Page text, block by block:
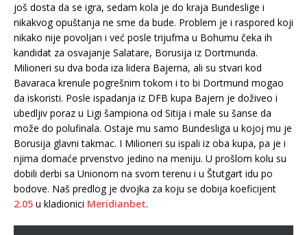
još dosta da se igra, sedam kola je do kraja Bundeslige i
nikakvog opuštanja ne sme da bude. Problem je i raspored koji
nikako nije povoljan i već posle trijufma u Bohumu čeka ih
kandidat za osvajanje Salatare, Borusija iz Dortmunda.
Milioneri su dva boda iza lidera Bajerna, ali su stvari kod
Bavaraca krenule pogrešnim tokom i to bi Dortmund mogao
da iskoristi. Posle ispadanja iz DFB kupa Bajern je doživeo i
ubedljiv poraz u Ligi šampiona od Sitija i male su šanse da
može do polufinala. Ostaje mu samo Bundesliga u kojoj mu je
Borusija glavni takmac. I Milioneri su ispali iz oba kupa, pa je i
njima domaće prvenstvo jedino na meniju. U prošlom kolu su
dobili derbi sa Unionom na svom terenu i u Štutgart idu po
bodove. Naš predlog je dvojka za koju se dobija koeficijent
2.05 u kladionici Meridianbet.